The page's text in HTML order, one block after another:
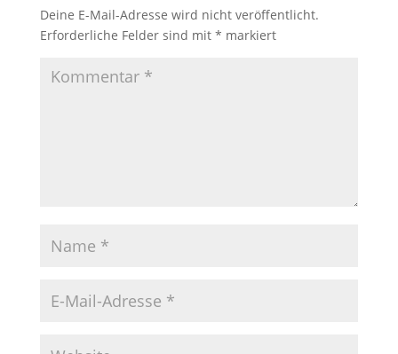
Deine E-Mail-Adresse wird nicht veröffentlicht.
Erforderliche Felder sind mit * markiert